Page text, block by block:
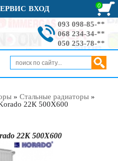
ВХОД 0
093 098-85-**
068 234-34-**
050 253-78-**
» Стальные радиаторы »
22К 500Х600
22К 500Х600